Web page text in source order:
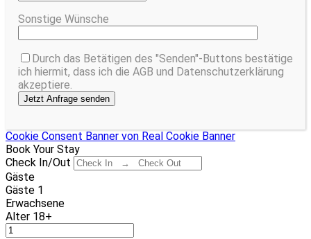
Sonstige Wünsche
Durch das Betätigen des "Senden"-Buttons bestätige
ich hiermit, dass ich die AGB und Datenschutzerklärung
akzeptiere.
Cookie Consent Banner von Real Cookie Banner
Book Your Stay
Check In/Out
Gäste
Gäste 1
Erwachsene
Alter 18+